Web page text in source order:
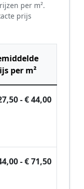
per m².
prijs
per m²
- € 44,00
- € 71,50